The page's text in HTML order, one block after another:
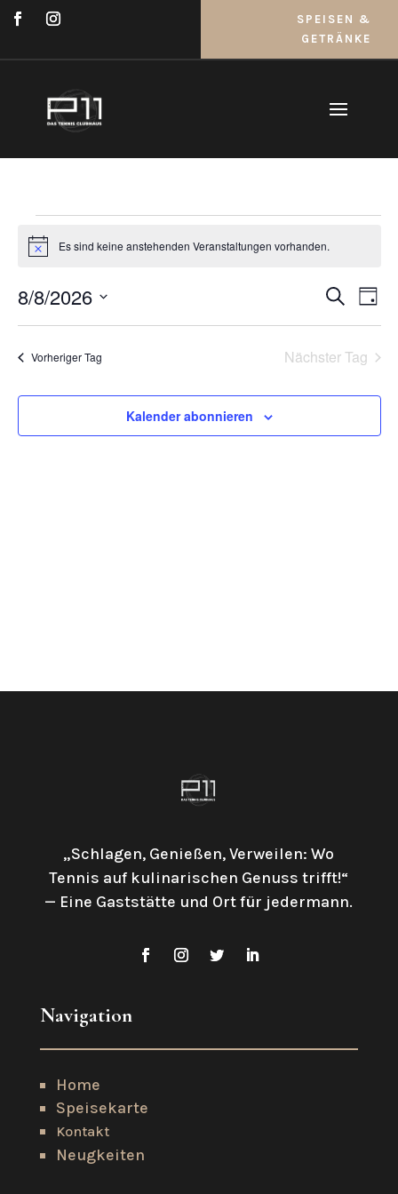
SPEISEN &
GETRÄNKE
Veranstaltungen
für
August
8,
2026
HinweisEs sind keine anstehenden Veranstaltungen vorhanden.
Suche
SucheTag
8/8/2026
Vorheriger Tag Nächster Tag
Kalender abonnieren
„Schlagen, Genießen, Verweilen: Wo
Tennis auf kulinarischen Genuss trifft!“
— Eine Gaststätte und Ort für jedermann.
Navigation
Home
Speisekarte
Kontakt
Neugkeiten